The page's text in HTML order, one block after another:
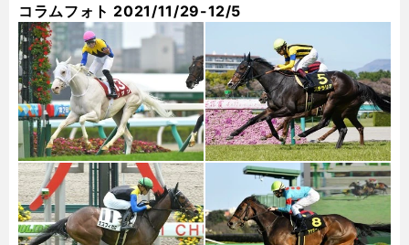
コラムフォト 2021/11/29-12/5